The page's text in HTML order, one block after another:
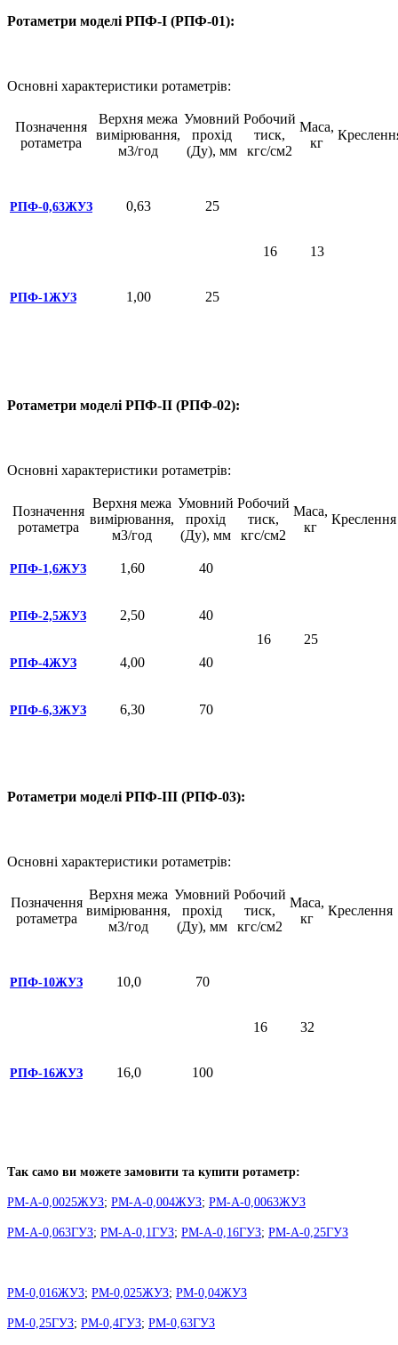
Ротаметри моделі РПФ-I (РПФ-01):
Основні характеристики ротаметрів:
Позначення
ротаметра
Верхня межа
вимірювання,
м3/год
Умовний
прохід
(Ду), мм
Робочий
тиск,
кгс/см2
Маса,
кг
РПФ-0,63ЖУЗ 0,63 25
16 13
РПФ-1ЖУЗ 1,00 25
Ротаметри моделі РПФ-II (РПФ-02):
Основні характеристики ротаметрів:
Позначення
ротаметра
Верхня межа
вимірювання,
м3/год
Умовний
прохід
(Ду), мм
Робочий
тиск,
кгс/см2
Маса,
кг
Креслення
РПФ-1,6ЖУЗ 1,60 40
16 25
РПФ-2,5ЖУЗ 2,50 40
РПФ-4ЖУЗ 4,00 40
РПФ-6,3ЖУЗ 6,30 70
Ротаметри моделі РПФ-III (РПФ-03):
Основні характеристики ротаметрів:
Позначення
ротаметра
Верхня межа
вимірювання,
м3/год
Умовний
прохід
(Ду), мм
Робочий
тиск,
кгс/см2
Маса,
кг
Креслення
РПФ-10ЖУЗ 10,0 70
16 32
РПФ-16ЖУЗ 16,0 100
Так само ви можете замовити та купити ротаметр:
РМ-А-0,0025ЖУЗ; РМ-А-0,004ЖУЗ; РМ-А-0,0063ЖУЗ
РМ-А-0,063ГУЗ; РМ-А-0,1ГУЗ; РМ-А-0,16ГУЗ; РМ-А-0,25ГУЗ
РМ-0,016ЖУЗ; РМ-0,025ЖУЗ; РМ-0,04ЖУЗ
РМ-0,25ГУЗ; РМ-0,4ГУЗ; РМ-0,63ГУЗ